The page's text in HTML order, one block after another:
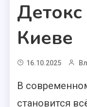
Киеве
16.10.2025
В
становится